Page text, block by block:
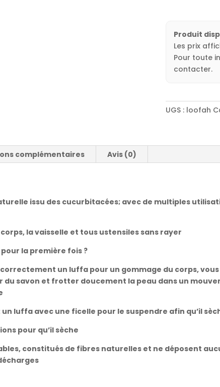
Produit
Les prix
Pour toute
contacter.
UGS : loofah
complémentaires Avis (0)
issu des cucurbitacées; avec de multiples
la vaisselle et tous ustensiles sans rayer
la première fois ?
un luffa pour un gommage du corps,
du savon et frotter doucement la peau dans un
luffa avec une ficelle pour le suspendre afin qu’il
pour qu’il sèche
constitués de fibres naturelles et ne déposent